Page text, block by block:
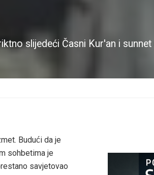
slijedeći Časni Kur'an i
Budući da je
sohbetima je
savjetovao